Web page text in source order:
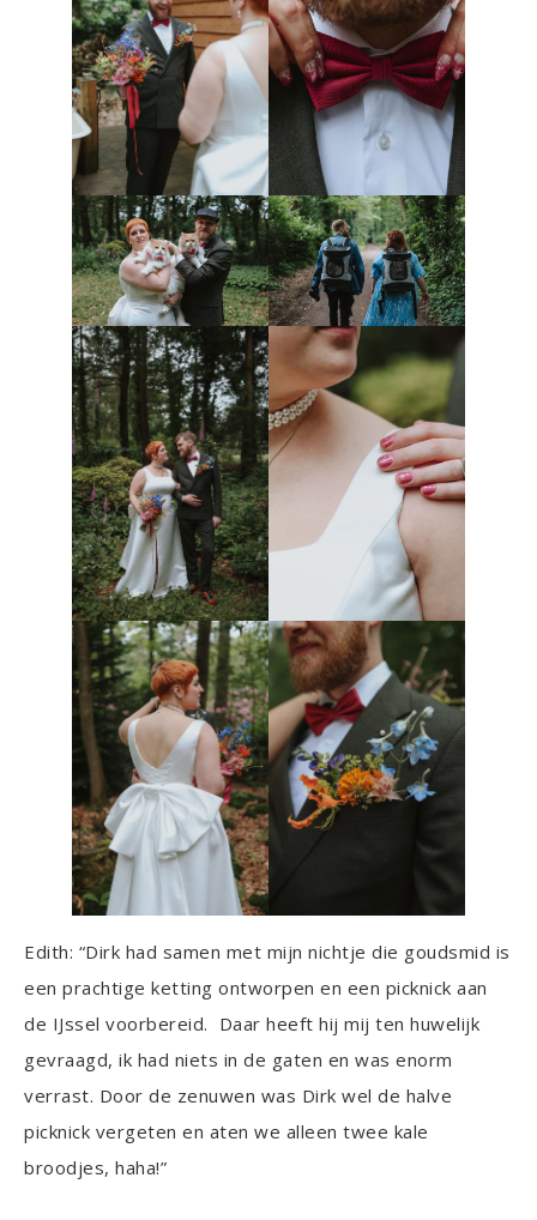
Edith: “Dirk had samen met mijn nichtje die goudsmid is
een prachtige ketting ontworpen en een picknick aan
de IJssel voorbereid. Daar heeft hij mij ten huwelijk
gevraagd, ik had niets in de gaten en was enorm
verrast. Door de zenuwen was Dirk wel de halve
picknick vergeten en aten we alleen twee kale
broodjes, haha!”